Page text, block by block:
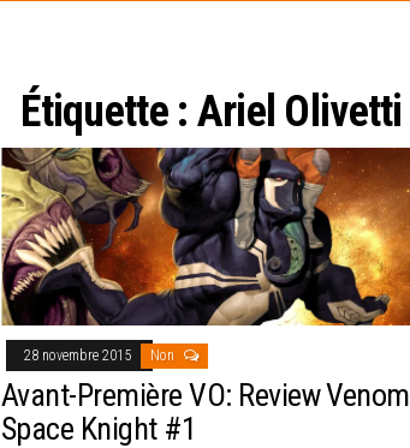
Étiquette : Ariel Olivetti
28 novembre 2015 Non
Avant-Première VO: Review Venom
Space Knight #1